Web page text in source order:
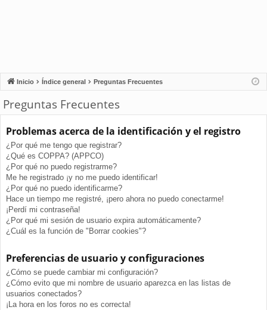
Inicio Índice general Preguntas Frecuentes
Preguntas Frecuentes
Problemas acerca de la identificación y el registro
¿Por qué me tengo que registrar?
¿Qué es COPPA? (APPCO)
¿Por qué no puedo registrarme?
Me he registrado ¡y no me puedo identificar!
¿Por qué no puedo identificarme?
Hace un tiempo me registré, ¡pero ahora no puedo conectarme!
¡Perdí mi contraseña!
¿Por qué mi sesión de usuario expira automáticamente?
¿Cuál es la función de "Borrar cookies"?
Preferencias de usuario y configuraciones
¿Cómo se puede cambiar mi configuración?
¿Cómo evito que mi nombre de usuario aparezca en las listas de
usuarios conectados?
¡La hora en los foros no es correcta!